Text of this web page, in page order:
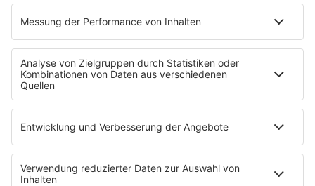
Übersicht
bigFM App
radio.de
radioplayer.de
Partner
WERBUNG
Leistungen und Produkte
Ansprechpartner